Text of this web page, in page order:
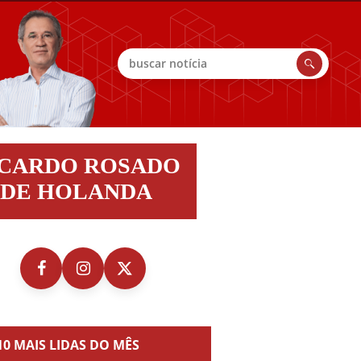
Buscar
ROSADO
DE HOLANDA
MAIS LIDAS DO MÊS